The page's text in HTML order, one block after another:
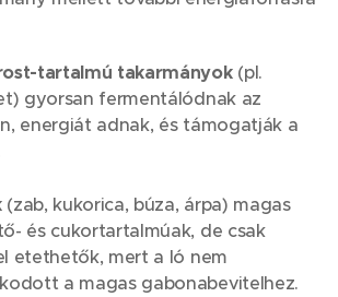
tartalmú takarmányok(pl.
gyorsan fermentálódnak az
energiát adnak, és támogatják a
(zab, kukorica, búza, árpa) magas
és cukortartalmúak, de csak
etethetők, mert a ló nem
a magas gabonabevitelhez.